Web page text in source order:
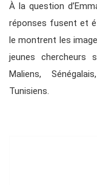
À la question
réponses fusent et
le montrent les
jeunes chercheurs
Maliens,
Tunisiens.